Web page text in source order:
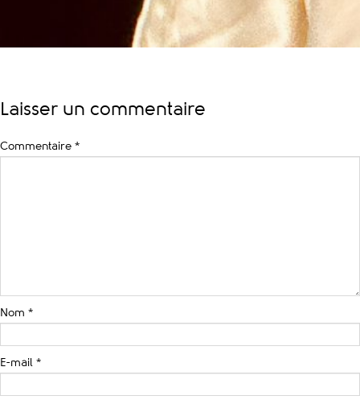
Laisser un commentaire
Commentaire *
Nom *
E-mail *